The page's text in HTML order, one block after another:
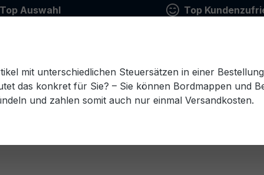
Top Auswahl Top
Estnisch Finnisch Französisch Griechisch
mit unterschiedlichen Steuersätzen in einer
das konkret für Sie? – Sie können Bordmappen und
und zahlen somit auch nur einmal Versandkosten.